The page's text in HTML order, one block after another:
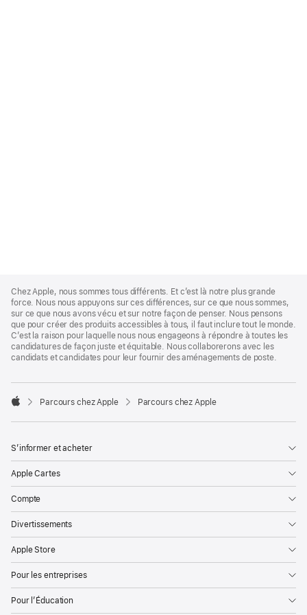
Footer
Chez Apple, nous sommes tous différents. Et c’est là notre plus grande
force. Nous nous appuyons sur ces différences, sur ce que nous sommes,
sur ce que nous avons vécu et sur notre façon de penser. Nous pensons
que pour créer des produits accessibles à tous, il faut inclure tout le monde.
C’est la raison pour laquelle nous nous engageons à répondre à toutes les
candidatures de façon juste et équitable. Nous collaborerons avec les
candidats et candidates pour leur fournir des aménagements de poste.

Parcours chez Apple Parcours chez Apple
S’informer et acheter
Apple Cartes
Compte
Divertissements
Apple Store
Pour les entreprises
Pour l’Éducation